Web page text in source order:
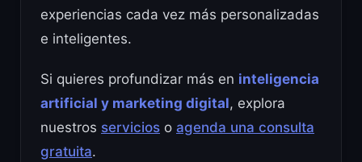
experiencias cada vez más personalizadas
e inteligentes.
Si quieres profundizar más en inteligencia
artificial y marketing digital, explora
nuestros servicios o agenda una consulta
gratuita.